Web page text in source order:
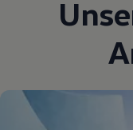
Magazin
Pannen-